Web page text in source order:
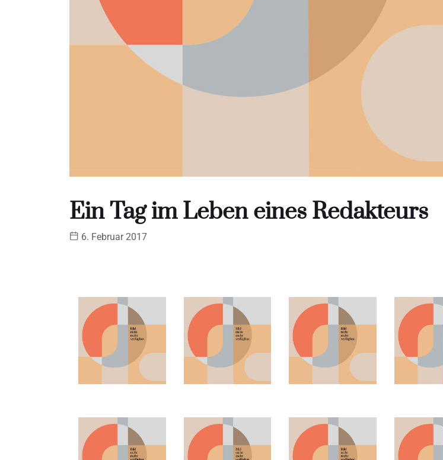
Ein Tag im Leben eines Redakteurs
6. Februar 2017